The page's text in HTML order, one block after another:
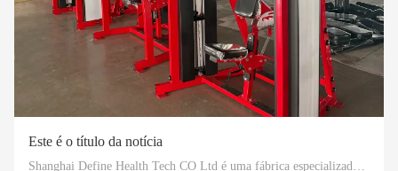
Este é o título da notícia